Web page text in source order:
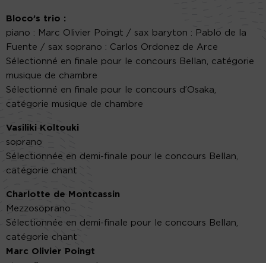
Bloco’s trio :
piano : Marc Olivier Poingt / sax baryton : Pablo de la
Fuente / sax soprano : Carlos Ordonez de Arce
Sélectionné en finale pour le concours Bellan, catégorie
musique de chambre
Sélectionné en finale pour le concours d’Osaka,
catégorie musique de chambre
Vasiliki Koltouki
soprano
Sélectionnée en demi-finale pour le concours Bellan,
catégorie chant
Charlotte de Montcassin
Mezzosoprano
Sélectionnée en demi-finale pour le concours Bellan,
catégorie chant
Marc Olivier Poingt